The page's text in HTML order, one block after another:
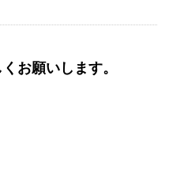
お願いします。